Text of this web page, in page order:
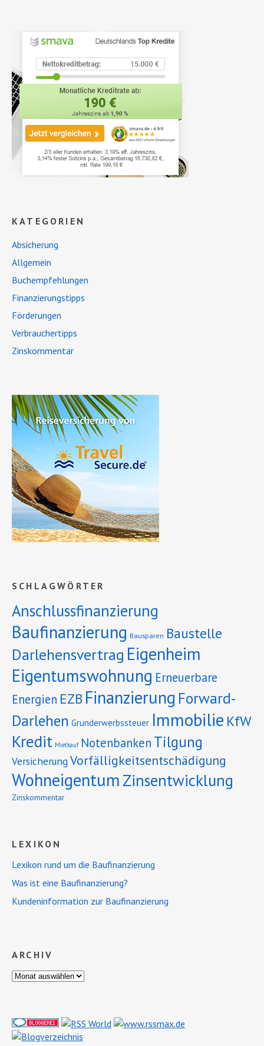
KATEGORIEN
Absicherung
Allgemein
Buchempfehlungen
Finanzierungstipps
Förderungen
Verbrauchertipps
Zinskommentar
SCHLAGWÖRTER
Anschlussfinanzierung
Baufinanzierung Bausparen Baustelle
Darlehensvertrag Eigenheim
Eigentumswohnung Erneuerbare
Energien EZB Finanzierung Forward-
Darlehen Grunderwerbssteuer Immobilie KfW
Kredit Mietkauf Notenbanken Tilgung
VersicherungVorfälligkeitsentschädigung
Wohneigentum Zinsentwicklung
Zinskommentar
LEXIKON
Lexikon rund um die Baufinanzierung
Was ist eine Baufinanzierung?
Kundeninformation zur Baufinanzierung
ARCHIV